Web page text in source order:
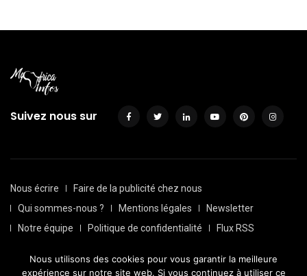
Suivez nous sur
Nous écrire
Faire de la publicité chez nous
Qui sommes-nous ?
Mentions légales
Newsletter
Notre équipe
Politique de confidentialité
Flux RSS
© Depuis 2016, Myafricainfos. Tout droits réservés | Fait avec
Nous utilisons des cookies pour vous garantir la meilleure
expérience sur notre site web. Si vous continuez à utiliser ce